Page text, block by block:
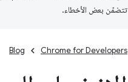
تتضمّن بعض الأخطاء.
Chrome for Developers
Blog